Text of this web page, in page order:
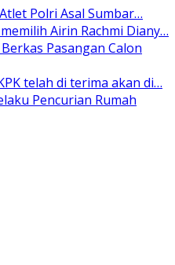
Polri Asal Sumbar…
Airin Rachmi Diany…
Pasangan Calon
telah di terima akan di…
Pencurian Rumah